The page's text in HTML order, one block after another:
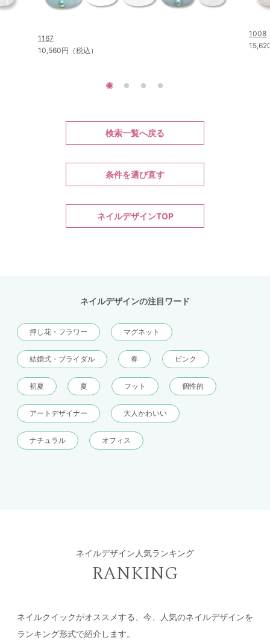
1167
10,560円（税込）
1008
検索一覧へ戻る
条件を選び直す
ネイルデザインTOP
ネイルデザインの注目ワード
押し花・フラワー マグネット
結婚式・ブライダル 春 ピンク
初夏 夏 フット 個性的
アートデザイナー 大人かわいい
ナチュラル オフィス
ネイルデザイン人気ランキング
RANKING
ネイルクイックがオススメする、今、人気のネイルデザインを
ランキング形式で紹介します。